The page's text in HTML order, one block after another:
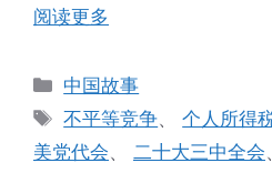
阅读更多
分
类
中国故事
标
签
不平等竞争、个人所得
美党代会、 二十大三中全会